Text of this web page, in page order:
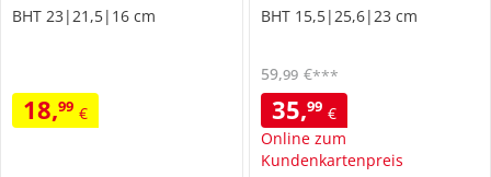
BHT 23|21,5|16 cm
18,99 €
BHT 15,5|25,6|23 cm
35,99 €
Online zum
Kundenkartenpreis
59,99 €***